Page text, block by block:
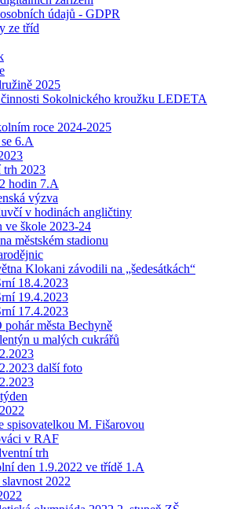
údajů - GDPR
ze tříd
2025
Sokolnického kroužku LEDETA
roce 2024-2025
6.A
trh 2023
hodin 7.A
výzva
v hodinách angličtiny
ve škole 2023-24
městském stadionu
Klokani závodili na „šedesátkách“
18.4.2023
19.4.2023
17.4.2023
pohár města Bechyně
u malých cukrářů
další foto
spisovatelkou M. Fišarovou
v RAF
trh
den 1.9.2022 ve třídě 1.A
2022